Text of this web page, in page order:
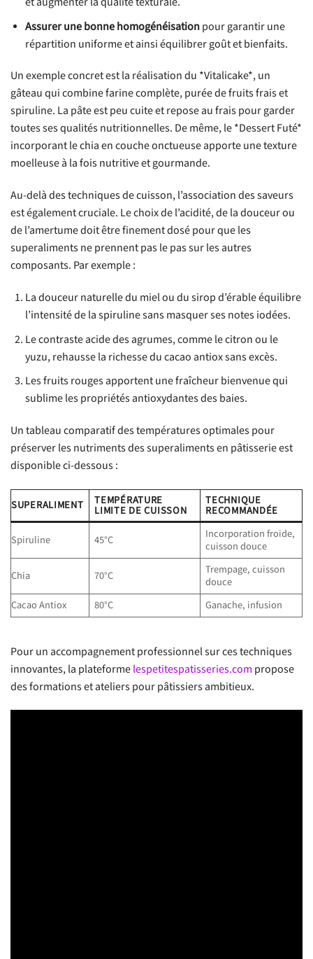
Assurer une bonne homogénéisationpour garantir une
répartition uniforme et ainsi équilibrer goût et bienfaits.
Un exemple concret est la réalisation du *Vitalicake*, un
gâteau qui combine farine complète, purée de fruits frais et
spiruline. La pâte est peu cuite et repose au frais pour garder
toutes ses qualités nutritionnelles. De même, le *Dessert Futé*
incorporant le chia en couche onctueuse apporte une texture
moelleuse à la fois nutritive et gourmande.
Au-delà des techniques de cuisson, l’association des saveurs
est également cruciale. Le choix de l’acidité, de la douceur ou
de l’amertume doit être finement dosé pour que les
superaliments ne prennent pas le pas sur les autres
composants. Par exemple :
La douceur naturelle du miel ou du sirop d’érable équilibre
l’intensité de la spiruline sans masquer ses notes iodées.
Le contraste acide des agrumes, comme le citron ou le
yuzu, rehausse la richesse du cacao antiox sans excès.
Les fruits rouges apportent une fraîcheur bienvenue qui
sublime les propriétés antioxydantes des baies.
Un tableau comparatif des températures optimales pour
préserver les nutriments des superaliments en pâtisserie est
disponible ci-dessous :
SUPERALIMENT TEMPÉRATURE
LIMITE DE CUISSON
TECHNIQUE
RECOMMANDÉE
Spiruline 45°C
Incorporation froide,
cuisson douce
Chia 70°C
Trempage, cuisson
douce
Cacao Antiox
80°C Ganache, infusion
Pour un accompagnement professionnel sur ces techniques
innovantes, la plateformelespetitespatisseries.com propose
des formations et ateliers pour pâtissiers ambitieux.